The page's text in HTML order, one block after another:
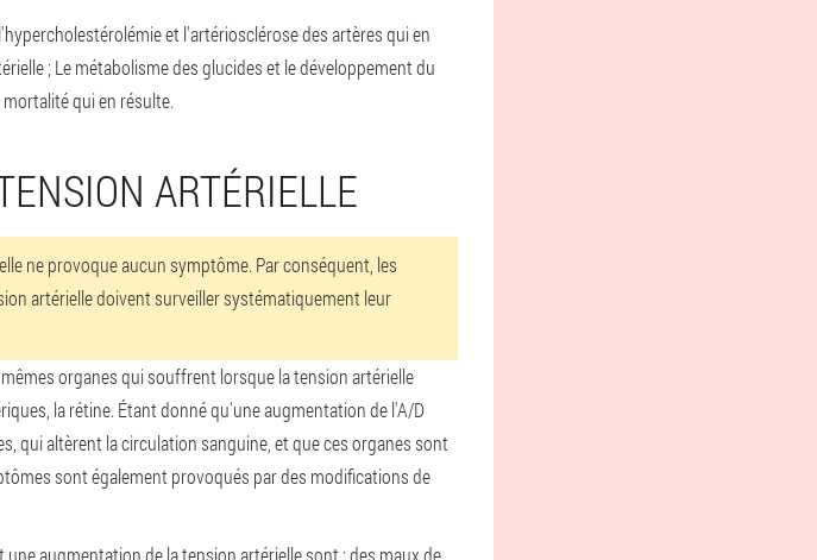
et l'artériosclérose des artères qui en
; Le métabolisme des glucides et le développement du
qui en résulte.
ARTÉRIELLE
ne provoque aucun symptôme. Par conséquent, les
artérielle doivent surveiller systématiquement leur
mêmes organes qui souffrent lorsque la tension artérielle
la rétine. Étant donné qu'une augmentation de l'A/D
qui altèrent la circulation sanguine, et que ces organes sont
sont également provoqués par des modifications de
augmentation de la tension artérielle sont : des maux de